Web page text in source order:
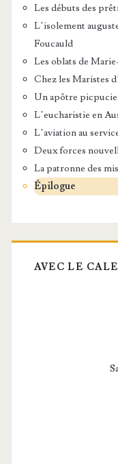
Les débuts des
L’isolement
Foucauld
Les oblats de
Chez les Maristes
Un apôtre
L’eucharistie en
L’aviation au
Deux forces
La patronne des
Épilogue
AVEC LE